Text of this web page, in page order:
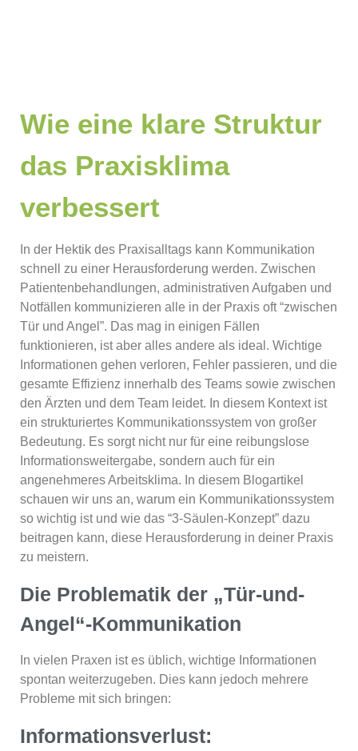
Wie eine klare Struktur
das Praxisklima
verbessert
In der Hektik des Praxisalltags kann Kommunikation
schnell zu einer Herausforderung werden. Zwischen
Patientenbehandlungen, administrativen Aufgaben und
Notfällen kommunizieren alle in der Praxis oft “zwischen
Tür und Angel”. Das mag in einigen Fällen
funktionieren, ist aber alles andere als ideal. Wichtige
Informationen gehen verloren, Fehler passieren, und die
gesamte Effizienz innerhalb des Teams sowie zwischen
den Ärzten und dem Team leidet. In diesem Kontext ist
ein strukturiertes Kommunikationssystem von großer
Bedeutung. Es sorgt nicht nur für eine reibungslose
Informationsweitergabe, sondern auch für ein
angenehmeres Arbeitsklima. In diesem Blogartikel
schauen wir uns an, warum ein Kommunikationssystem
so wichtig ist und wie das “3-Säulen-Konzept” dazu
beitragen kann, diese Herausforderung in deiner Praxis
zu meistern.
Die Problematik der „Tür-und-
Angel“-Kommunikation
In vielen Praxen ist es üblich, wichtige Informationen
spontan weiterzugeben. Dies kann jedoch mehrere
Probleme mit sich bringen:
Informationsverlust: